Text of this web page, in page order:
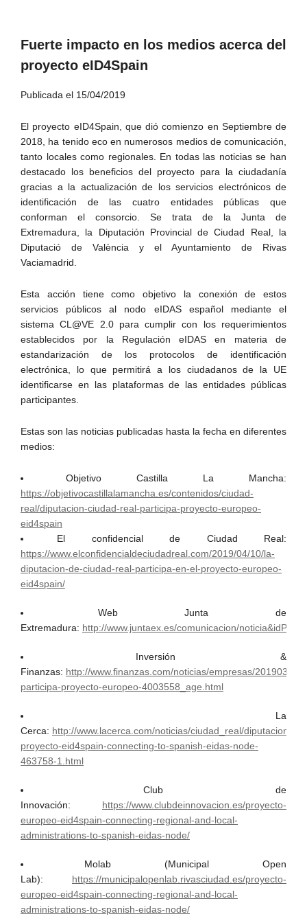
Fuerte impacto en los medios acerca del
proyecto eID4Spain
Publicada el 15/04/2019
El proyecto eID4Spain, que dió comienzo en Septiembre de
2018, ha tenido eco en numerosos medios de comunicación,
tanto locales como regionales. En todas las noticias se han
destacado los beneficios del proyecto para la ciudadanía
gracias a la actualización de los servicios electrónicos de
identificación de las cuatro entidades públicas que
conforman el consorcio. Se trata de la Junta de
Extremadura, la Diputación Provincial de Ciudad Real, la
Diputació de València y el Ayuntamiento de Rivas
Vaciamadrid.
Esta acción tiene como objetivo la conexión de estos
servicios públicos al nodo eIDAS español mediante el
sistema CL@VE 2.0 para cumplir con los requerimientos
establecidos por la Regulación eIDAS en materia de
estandarización de los protocolos de identificación
electrónica, lo que permitirá a los ciudadanos de la UE
identificarse en las plataformas de las entidades públicas
participantes.
Estas son las noticias publicadas hasta la fecha en diferentes
medios:
Objetivo Castilla La Mancha:
https://objetivocastillalamancha.es/contenidos/ciudad-
real/diputacion-ciudad-real-participa-proyecto-europeo-
eid4spain
El confidencial de Ciudad Real:
https://www.elconfidencialdeciudadreal.com/2019/04/10/la-
diputacion-de-ciudad-real-participa-en-el-proyecto-europeo-
eid4spain/
Web Junta de
Extremadura: http://www.juntaex.es/comunicacion/
Inversión &
Finanzas: http://www.finanzas.com/noticias/empresas/20190304/
participa-proyecto-europeo-4003558_age.html
La
Cerca: http://www.lacerca.com/noticias/ciudad_real/diputacion-
proyecto-eid4spain-connecting-to-spanish-eidas-node-
463758-1.html
Club de
Innovación: https://www.clubdeinnovacion.es/proyecto-
europeo-eid4spain-connecting-regional-and-local-
administrations-to-spanish-eidas-node/
Molab (Municipal Open
Lab): https://municipalopenlab.rivasciudad.es/proyecto-
europeo-eid4spain-connecting-regional-and-local-
administrations-to-spanish-eidas-node/